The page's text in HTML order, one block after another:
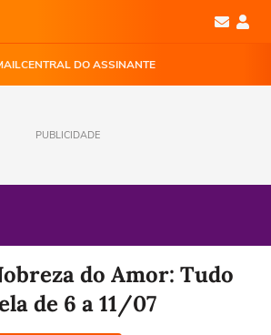
CENTRAL DO ASSINANTE
PUBLICIDADE
do Amor: Tudo
de 6 a 11/07